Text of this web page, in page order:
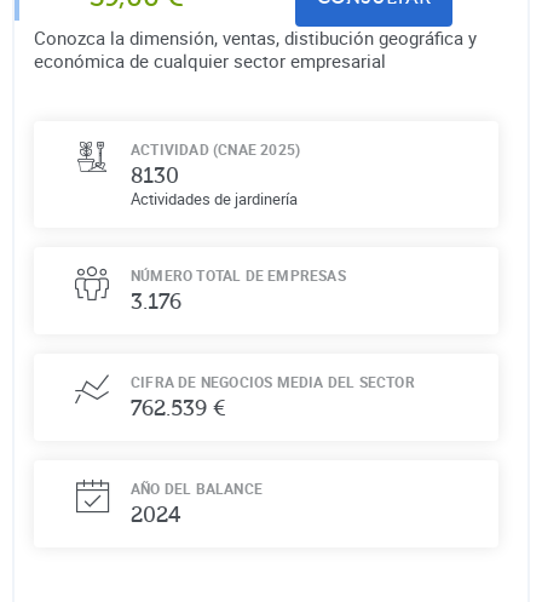
Conozca la dimensión, ventas, distibución geográfica y
económica de cualquier sector empresarial
ACTIVIDAD (CNAE 2025)
8130
Actividades de jardinería
NÚMERO TOTAL DE EMPRESAS
3.176
CIFRA DE NEGOCIOS MEDIA DEL SECTOR
762.539 €
AÑO DEL BALANCE
2024